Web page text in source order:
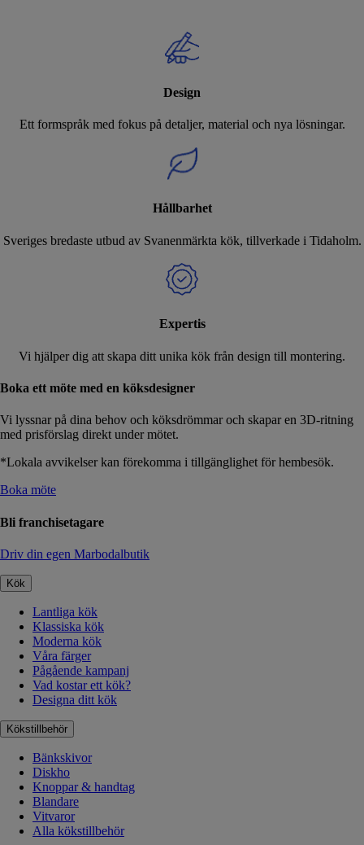
Design
Ett formspråk med fokus på detaljer, material och nya lösningar.
Hållbarhet
Sveriges bredaste utbud av Svanenmärkta kök, tillverkade i Tidaholm.
Expertis
Vi hjälper dig att skapa ditt unika kök från design till montering.
Boka ett möte med en köksdesigner
Vi lyssnar på dina behov och köksdrömmar och skapar en 3D-ritning
med prisförslag direkt under mötet.
*Lokala avvikelser kan förekomma i tillgänglighet för hembesök.
Boka möte
Bli franchisetagare
Driv din egen Marbodalbutik
Kök
Lantliga kök
Klassiska kök
Moderna kök
Våra färger
Pågående kampanj
Vad kostar ett kök?
Designa ditt kök
Kökstillbehör
Bänkskivor
Diskho
Knoppar & handtag
Blandare
Vitvaror
Alla kökstillbehör